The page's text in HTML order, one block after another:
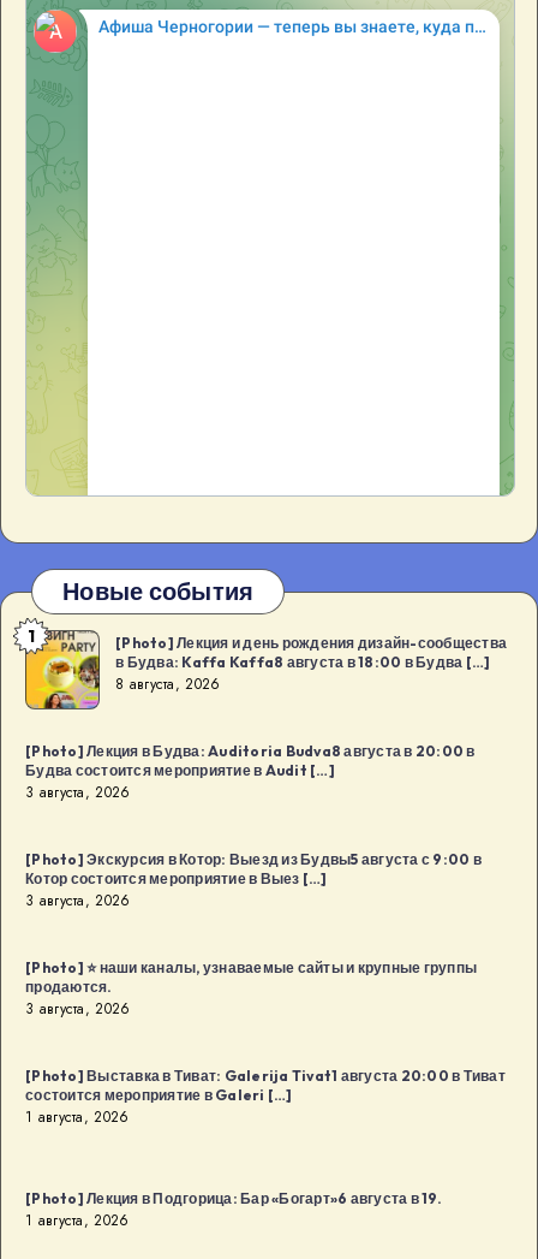
Новые события
[Photo]
Лекция
и
рождения
дизайн-
в
Будва:
Kaffa
августа
в
в
Будва
[…]
1
[Photo] Лекция и день рождения дизайн-сообщества
в Будва: Kaffa Kaffa8 августа в 18:00 в Будва […]
8 августа, 2026
[Photo] Лекция в Будва: Auditoria Budva8 августа в 20:00 в
Будва состоится мероприятие в Audit […]
3 августа, 2026
[Photo] Экскурсия в Котор: Выезд из Будвы5 августа с 9:00 в
Котор состоится мероприятие в Выез […]
3 августа, 2026
[Photo] ⭐️ наши каналы, узнаваемые сайты и крупные группы
продаются.
3 августа, 2026
[Photo] Выставка в Тиват: Galerija Tivat1 августа 20:00 в Тиват
состоится мероприятие в Galeri […]
1 августа, 2026
[Photo] Лекция в Подгорица: Бар «Богарт»6 августа в 19.
1 августа, 2026